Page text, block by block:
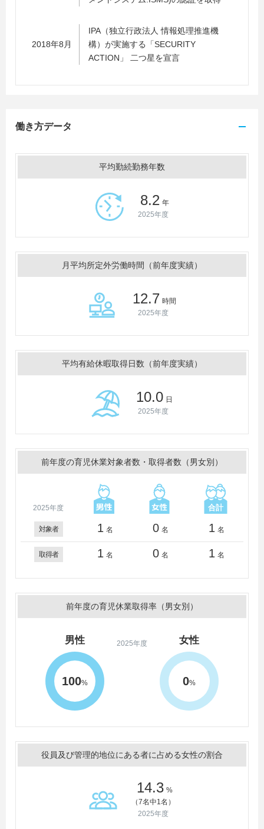
2018年8月
IPA（独立行政法人 情報処理推進機
構）が実施する「SECURITY
ACTION」 二つ星を宣言
働き方データ
平均勤続勤務年数
8.2 年
2025年度
月平均所定外労働時間（前年度実績）
12.7 時間
2025年度
平均有給休暇取得日数（前年度実績）
10.0 日
2025年度
前年度の育児休業対象者数・取得者数（男女別）
2025年度
対象者 1 名 0 名 1 名
取得者 1 名 0 名 1 名
前年度の育児休業取得率（男女別）
2025年度
男性
100%
女性
0%
役員及び管理的地位にある者に占める女性の割合
14.3 %
（7名中1名）
2025年度